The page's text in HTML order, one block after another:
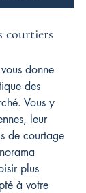
courtiers
donne
des
Vous y
leur
de courtage
plus
à votre